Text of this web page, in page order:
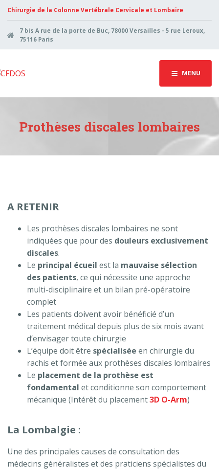
Chirurgie de la Colonne Vertébrale Cervicale et Lombaire
7 bis A rue de la porte de Buc, 78000 Versailles - 5 rue Leroux,
75116 Paris
MENU
Prothèses discales lombaires
A RETENIR
Les prothèses discales lombaires ne sont
indiquées que pour des douleurs exclusivement
discales.
Le principal écueil est la mauvaise sélection
des patients, ce qui nécessite une approche
multi-disciplinaire et un bilan pré-opératoire
complet
Les patients doivent avoir bénéficié d’un
traitement médical depuis plus de six mois avant
d’envisager toute chirurgie
L’équipe doit être spécialisée en chirurgie du
rachis et formée aux prothèses discales lombaires
Le placement de la prothèse est
fondamental et conditionne son comportement
mécanique (Intérêt du placement3D O-Arm)
La Lombalgie :
Une des principales causes de consultation des
médecins généralistes et des praticiens spécialistes du